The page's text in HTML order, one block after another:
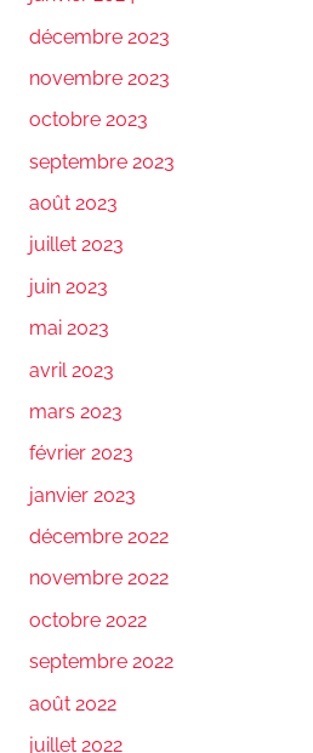
décembre 2023
novembre 2023
octobre 2023
septembre 2023
août 2023
juillet 2023
juin 2023
mai 2023
avril 2023
mars 2023
février 2023
janvier 2023
décembre 2022
novembre 2022
octobre 2022
septembre 2022
août 2022
juillet 2022